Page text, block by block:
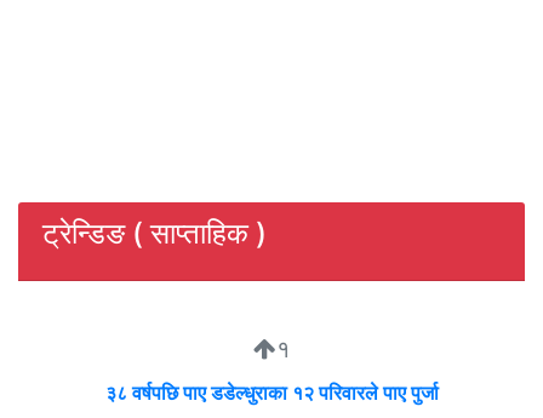
ट्रेन्डिङ ( साप्ताहिक )
१
३८ वर्षपछि पाए डडेल्धुराका १२ परिवारले पाए पुर्जा